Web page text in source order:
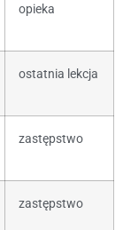
opieka
ostatnia lekcja
zastępstwo
zastępstwo